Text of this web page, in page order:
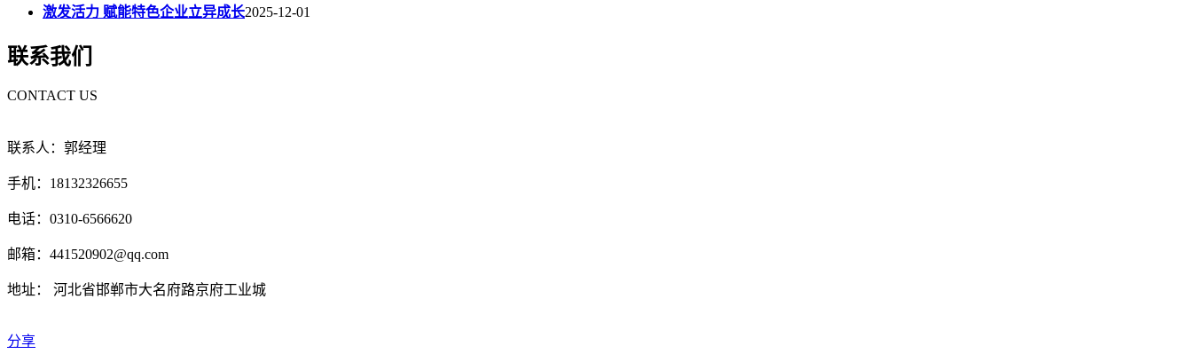
激发活力 赋能特色企业立异成长2025-12-01
联系我们
CONTACT US
联系人：郭经理
手机：18132326655
电话：0310-6566620
邮箱：441520902@qq.com
地址： 河北省邯郸市大名府路京府工业城
分享